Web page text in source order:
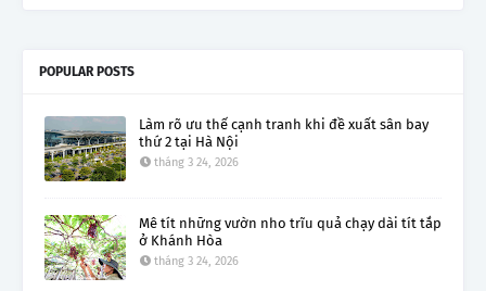
POPULAR POSTS
Làm rõ ưu thế cạnh tranh khi đề xuất sân bay
thứ 2 tại Hà Nội
tháng 3 24, 2026
Mê tít những vườn nho trĩu quả chạy dài tít tắp
ở Khánh Hòa
tháng 3 24, 2026